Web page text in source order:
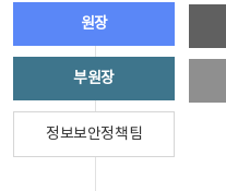
원장
부원장
정보보안정책팀